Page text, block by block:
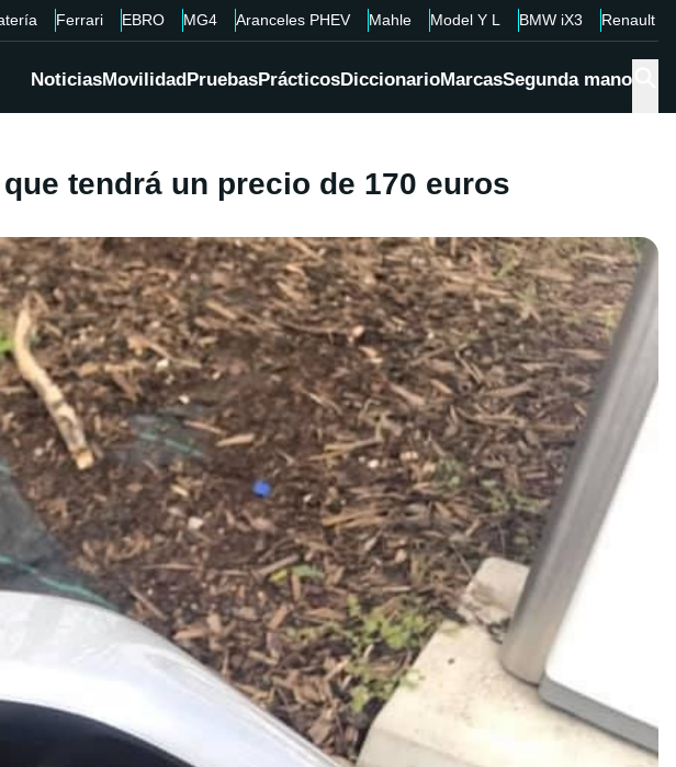
Ferrari EBRO MG4 Aranceles PHEV Mahle Model Y L BMW iX3 Renault
NoticiasMovilidadPruebasPrácticosDiccionarioMarcasSegunda mano
tendrá un precio de 170 euros